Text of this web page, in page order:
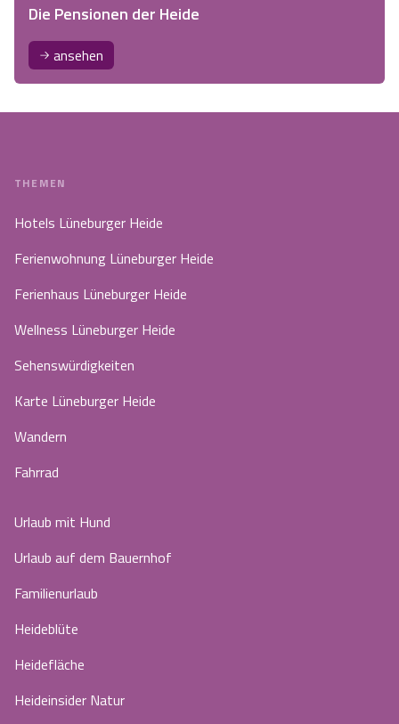
Die Pensionen der Heide
ansehen
THEMEN
Hotels Lüneburger Heide
Ferienwohnung Lüneburger Heide
Ferienhaus Lüneburger Heide
Wellness Lüneburger Heide
Sehenswürdigkeiten
Karte Lüneburger Heide
Wandern
Fahrrad
Urlaub mit Hund
Urlaub auf dem Bauernhof
Familienurlaub
Heideblüte
Heidefläche
Heideinsider Natur